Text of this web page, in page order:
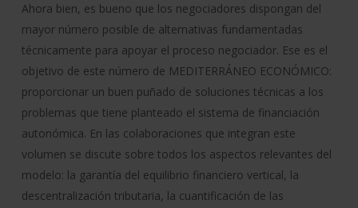
Ahora bien, es bueno que los negociadores dispongan del
mayor número posible de alternativas fundamentadas
técnicamente para apoyar el proceso negociador. Ese es el
objetivo de este número de MEDITERRÁNEO ECONÓMICO:
proporcionar un buen puñado de soluciones técnicas a los
problemas que tiene planteado el sistema de financiación
autonómica. En las colaboraciones que integran este
volumen se discute sobre todos los aspectos relevantes del
modelo: la garantía del equilibrio financiero vertical, la
descentralización tributaria, la cuantificación de las